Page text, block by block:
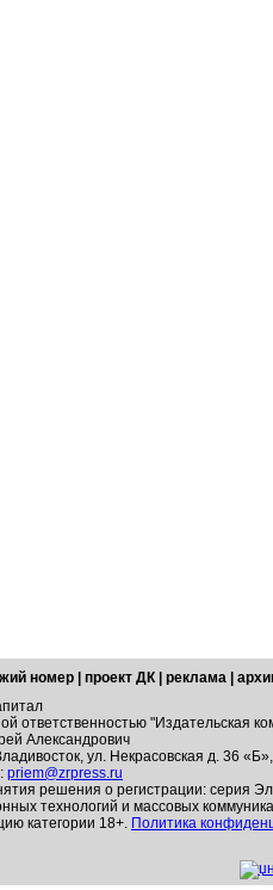
номер проект ДК реклама
ответственностью "Издательская
Александрович
ул. Некрасовская д. 36
priem@zrpress.ru
решения о регистрации: серия
технологий и массовых
категории 18+. Политика